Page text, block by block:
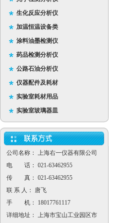
生化反应分析仪
加温恒温设备类
涂料油墨检测仪
药品检测分析仪
公路石油分析仪
仪器配件及耗材
实验室耗材用品
实验室玻璃器皿
公司名称： 上海右一仪器有限公司
电 话： 021-63462955
传 真： 021-63462955
联 系 人： 唐飞
手 机： 18017761117
详细地址： 上海市宝山工业园区市